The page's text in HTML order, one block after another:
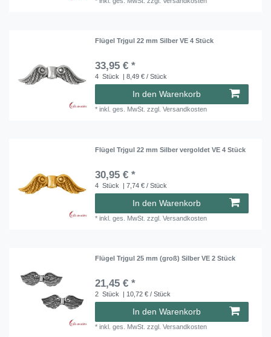
Flügel Trjgul 22 mm Silber VE 4 Stück
33,95 € *
4 Stück | 8,49 € / Stück
In den Warenkorb
*inkl. ges. MwSt. zzgl.Versandkosten
Flügel Trjgul 22 mm Silber vergoldet VE 4 Stück
30,95 € *
4 Stück | 7,74 € / Stück
In den Warenkorb
*inkl. ges. MwSt. zzgl.Versandkosten
Flügel Trjgul 25 mm (groß) Silber VE 2 Stück
21,45 € *
2 Stück | 10,72 € / Stück
In den Warenkorb
*inkl. ges. MwSt. zzgl.Versandkosten